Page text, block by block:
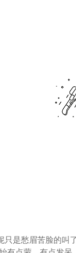
水
妖
是愁眉苦脸的叫